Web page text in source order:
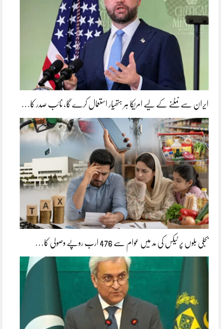
ایران سے نمٹنے کے لیے امریکا ہر ہتھیار استعمال کرے گا، نائب صدر کا…
بجلی بلوں پر ٹیکس کی مد میں عوام سے 476 ارب روپے وصولی کا…